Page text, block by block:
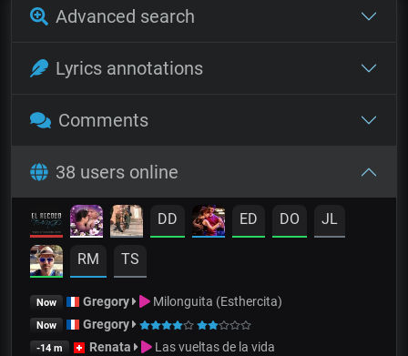
Advanced search
Lyrics annotations
Comments
38 users online
DD ED DO JL
RM TS
Now Gregory Milonguita (Esthercita)
Now Gregory
-14 m Renata Las vueltas de la vida